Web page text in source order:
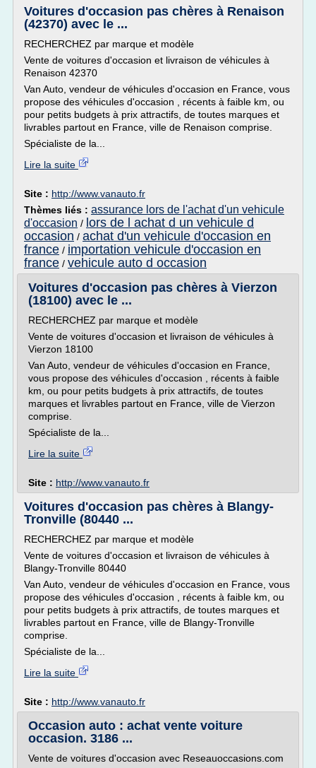
Voitures d'occasion pas chères à Renaison
(42370) avec le ...
RECHERCHEZ par marque et modèle
Vente de voitures d'occasion et livraison de véhicules à
Renaison 42370
Van Auto, vendeur de véhicules d'occasion en France, vous
propose des véhicules d'occasion , récents à faible km, ou
pour petits budgets à prix attractifs, de toutes marques et
livrables partout en France, ville de Renaison comprise.
Spécialiste de la...
Lire la suite
Site : http://www.vanauto.fr
Thèmes liés : assurance lors de l'achat d'un vehicule
d'occasion / lors de l achat d un vehicule d
occasion / achat d'un vehicule d'occasion en
france / importation vehicule d'occasion en
france / vehicule auto d occasion
Voitures d'occasion pas chères à Vierzon
(18100) avec le ...
RECHERCHEZ par marque et modèle
Vente de voitures d'occasion et livraison de véhicules à
Vierzon 18100
Van Auto, vendeur de véhicules d'occasion en France,
vous propose des véhicules d'occasion , récents à faible
km, ou pour petits budgets à prix attractifs, de toutes
marques et livrables partout en France, ville de Vierzon
comprise.
Spécialiste de la...
Lire la suite
Site : http://www.vanauto.fr
Voitures d'occasion pas chères à Blangy-
Tronville (80440 ...
RECHERCHEZ par marque et modèle
Vente de voitures d'occasion et livraison de véhicules à
Blangy-Tronville 80440
Van Auto, vendeur de véhicules d'occasion en France, vous
propose des véhicules d'occasion , récents à faible km, ou
pour petits budgets à prix attractifs, de toutes marques et
livrables partout en France, ville de Blangy-Tronville
comprise.
Spécialiste de la...
Lire la suite
Site : http://www.vanauto.fr
Occasion auto : achat vente voiture
occasion. 3186 ...
Vente de voitures d'occasion avec Reseauoccasions.com